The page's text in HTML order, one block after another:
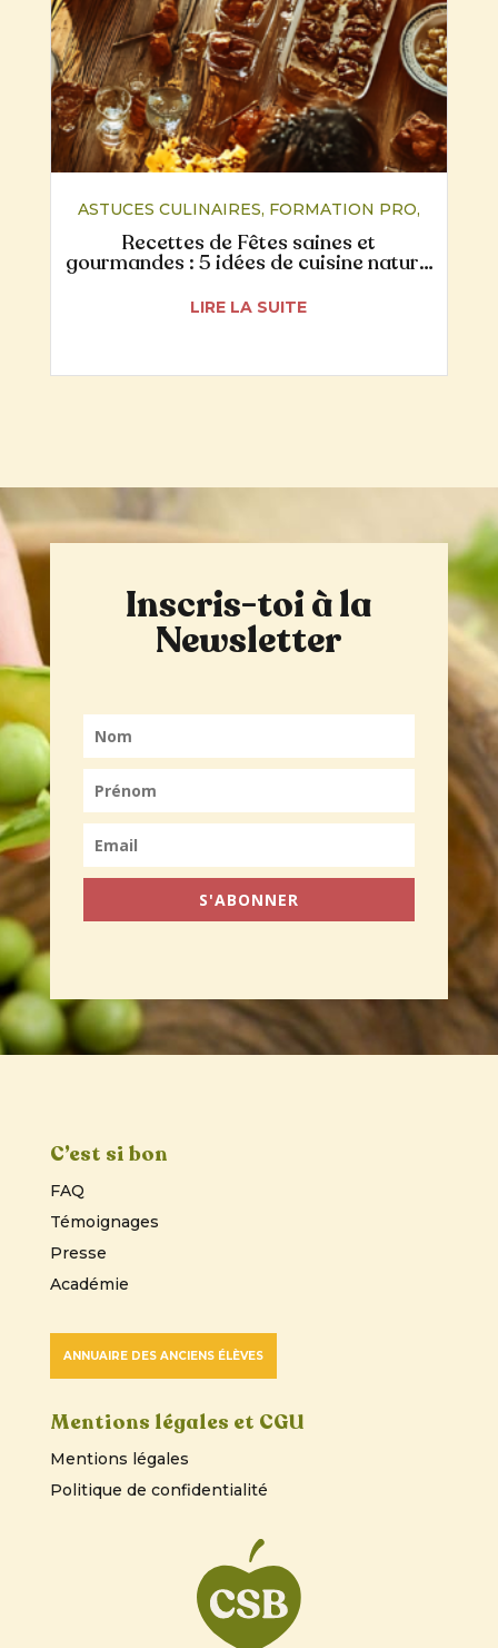
Recettes de Fêtes saines et
gourmandes : 5 idées de cuisine naturo
ASTUCES CULINAIRES, FORMATION PRO,
NUTRITION, RECETTES
LIRE LA SUITE
Inscris-toi à la
Newsletter
S'ABONNER
C’est si bon
FAQ
Témoignages
Presse
Académie
ANNUAIRE DES ANCIENS ÉLÈVES
Mentions légales et CGU
Mentions légales
Politique de confidentialité